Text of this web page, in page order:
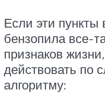
Если эти
бензопила все-
признаков
действовать по
алгоритму: